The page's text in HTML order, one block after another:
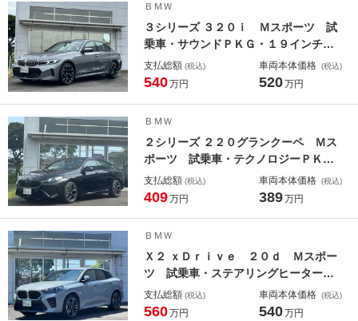
ク・電動シート・ミラーＥＴＣ
ＢＭＷ
３シリーズ ３２０ｉ Ｍスポーツ 試
乗車・サウンドＰＫＧ・１９インチＯ
Ｐアルミ ＡｐｐｌｅＣａｒＰｌａ
ｙ・アンビエントライト・全方位カメ
オートホールド・ミラーＥＴＣ
支払総額 (税込)
540万円
車両本体価格 (税込)
520万円
ＢＭＷ
２シリーズ ２２０グランクーペ Ｍス
ポーツ 試乗車・テクノロジーＰＫ
Ｇ・ＡｐｐｌｅＣａｒＰｌａｙ・ａｎ
ｄｒｏｉｄオート・アンビエントライ
シートヒーター・ミラーＥＴＣ
支払総額 (税込)
409万円
車両本体価格 (税込)
389万円
ＢＭＷ
Ｘ２ ｘＤｒｉｖｅ ２０ｄ Ｍスポー
ツ 試乗車・ステアリングヒーター・
１９インチＡＷ・ＡｐｐｌｅＣａｒＰ
ｌａｙ・ａｎｄｒｏｉｄオート・アン
支払総額 (税込)
560万円
車両本体価格 (税込)
540万円